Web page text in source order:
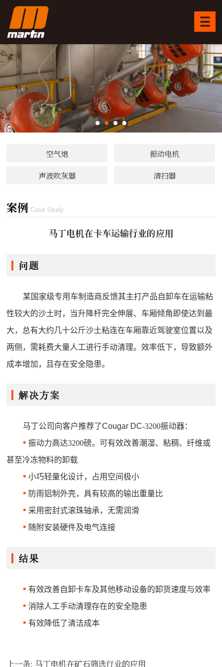
空气炮 振动电机
声波吹灰器 清扫器
案例 Case Study
马丁电机在卡车运输行业的应用
某国家级专用车制造商反馈其主打产品自卸车在运输粘
性较大的沙土时，当升降杆完全伸展、车厢倾角即使达到最
大，总有大约几十公斤沙土粘连在车厢靠近驾驶室位置以及
两侧，需耗费大量人工进行手动清理。效率低下，导致额外
成本增加，且存在安全隐患。
马丁公司向客户推荐了Cougar DC-3200振动器：
• 振动力高达3200磅。可有效改善潮湿、粘稠、纤维或
甚至冷冻物料的卸载
• 小巧轻量化设计，占用空间极小
• 防雨铝制外壳，具有较高的输出重量比
• 采用密封式滚珠轴承，无需润滑
• 随附安装硬件及电气连接
• 有效改善自卸卡车及其他移动设备的卸货速度与效率
• 消除人工手动清理存在的安全隐患
• 有效降低了清洁成本
上一条: 马丁电机在矿石筛选行业的应用